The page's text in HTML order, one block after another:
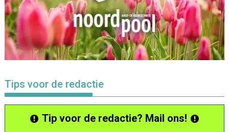
Tips voor de redactie
Tip voor de redactie? Mail ons!